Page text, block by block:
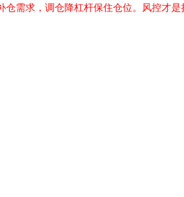
需求，调仓降杠杆保住仓位。风控才是